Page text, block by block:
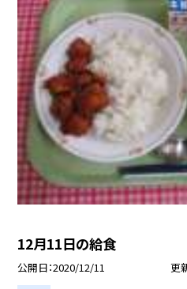
12月11日の給食
公開日 2020/12/11 更